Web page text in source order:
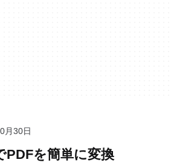
月30日
PDFを簡単に変換